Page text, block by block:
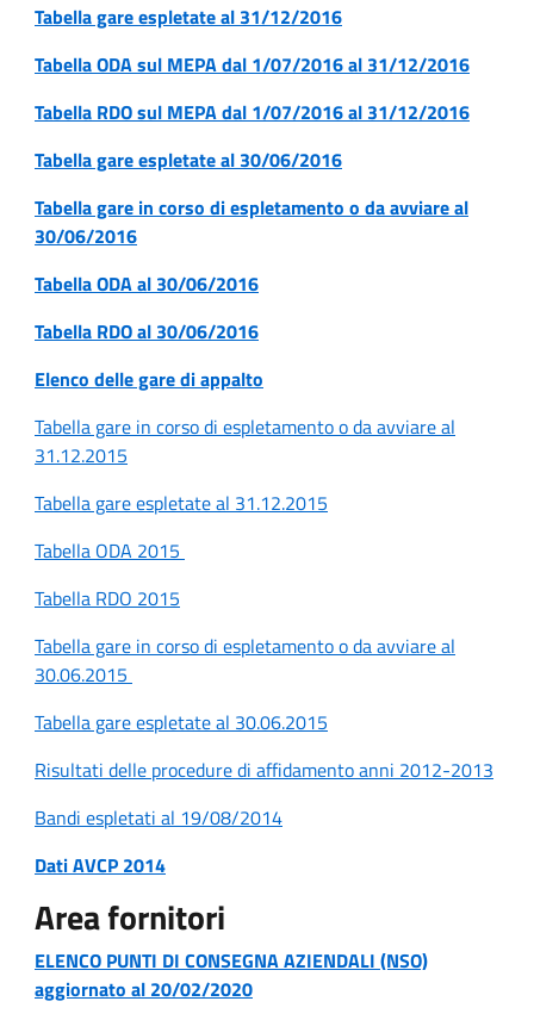
Tabella gare espletate al 31/12/2016
Tabella ODA sul MEPA dal 1/07/2016 al 31/12/2016
Tabella RDO sul MEPA dal 1/07/2016 al 31/12/2016
Tabella gare espletate al 30/06/2016
Tabella gare in corso di espletamento o da avviare al
30/06/2016
Tabella ODA al 30/06/2016
Tabella RDO al 30/06/2016
Elenco delle gare di appalto
Tabella gare in corso di espletamento o da avviare al
31.12.2015
Tabella gare espletate al 31.12.2015
Tabella ODA 2015
Tabella RDO 2015
Tabella gare in corso di espletamento o da avviare al
30.06.2015
Tabella gare espletate al 30.06.2015
Risultati delle procedure di affidamento anni 2012-2013
Bandi espletati al 19/08/2014
Dati AVCP 2014
Area fornitori
ELENCO PUNTI DI CONSEGNA AZIENDALI (NSO)
aggiornato al 20/02/2020